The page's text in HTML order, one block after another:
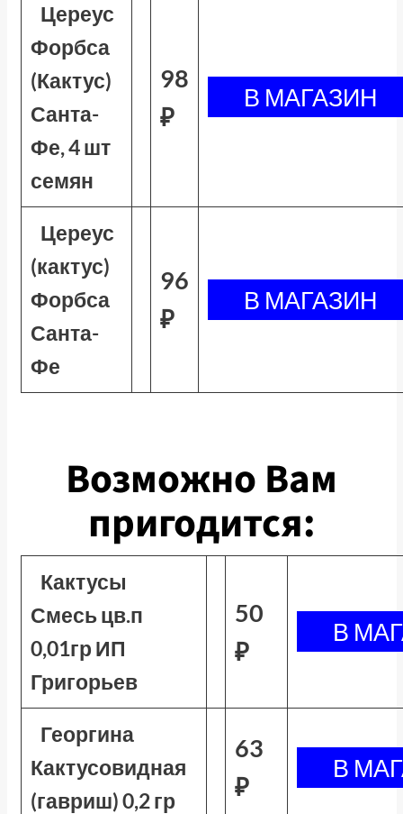
Цереус
Форбса
(Кактус)
Санта-
Фе, 4 шт
семян
98
₽
Цереус
(кактус)
Форбса
Санта-
Фе
96
₽
Возможно Вам
пригодится:
Кактусы
Смесь цв.п
0,01гр ИП
Григорьев
50
₽
Георгина
Кактусовидная
(гавриш) 0,2 гр
63
₽